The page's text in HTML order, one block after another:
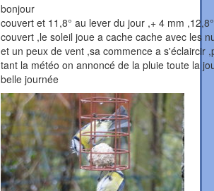
bonjour
couvert et 11,8° au lever du jour ,+ 4 mm
couvert ,le soleil joue a cache cache avec les
et un peux de vent ,sa commence a s'éclaircir
tant la météo on annoncé de la pluie toute la
belle journée